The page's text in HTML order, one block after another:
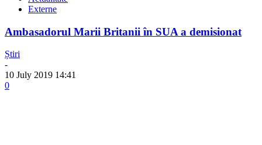
Externe
Ambasadorul Marii Britanii în SUA a demisionat
Știri
-
10 July 2019 14:41
0